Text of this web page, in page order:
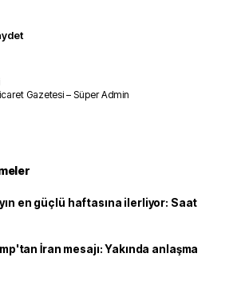
Gazetesi – Süper Admin
en güçlü haftasına ilerliyor: Saat
İran mesajı: Yakında anlaşma